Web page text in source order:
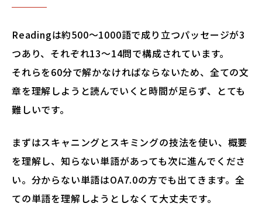
Readingは約500～1000語で成り立つパッセージが3
つあり、それぞれ13～14問で構成されています。
それらを60分で解かなければならないため、全ての文
章を理解しようと読んでいくと時間が足らず、とても
難しいです。
まずはスキャニングとスキミングの技法を使い、概要
を理解し、知らない単語があっても次に進んでくださ
い。分からない単語はOA7.0の方でも出てきます。全
ての単語を理解しようとしなくて大丈夫です。